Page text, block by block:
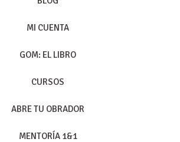
MI CUENTA
GOM: EL LIBRO
CURSOS
ABRE TU OBRADOR
MENTORÍA 1&1